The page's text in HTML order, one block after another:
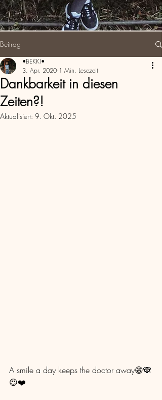
Beitrag
Dankbarkeit in diesen
Zeiten?!
•BEKKI•
3. Apr. 2020 1 Min. Lesezeit
Aktualisiert: 9. Okt. 2025
A smile a day keeps the doctor away😁🙈
😍❤️